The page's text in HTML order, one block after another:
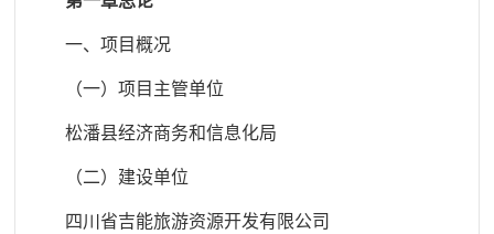
一、项目概况
（一）项目主管单位
松潘县经济商务和信息化局
（二）建设单位
四川省吉能旅游资源开发有限公司